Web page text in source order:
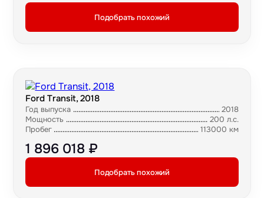
Подобрать похожий
Ford Transit, 2018
Год выпуска
2018
Мощность
200 л.с.
Пробег
113000 км
1 896 018 ₽
Подобрать похожий